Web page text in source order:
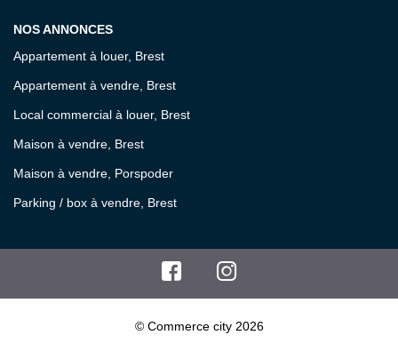
NOS ANNONCES
Appartement à louer, Brest
Appartement à vendre, Brest
Local commercial à louer, Brest
Maison à vendre, Brest
Maison à vendre, Porspoder
Parking / box à vendre, Brest
© Commerce city 2026